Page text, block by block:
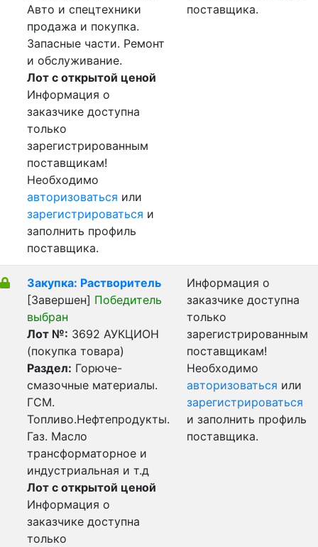
Авто и спецтехники
продажа и покупка.
Запасные части. Ремонт
и обслуживание.
Лот с открытой ценой
Информация о
заказчике доступна
только
зарегистрированным
поставщикам!
Необходимо
авторизоваться или
зарегистрироваться и
заполнить профиль
поставщика.
поставщика.
Закупка: Растворитель
[Завершен] Победитель
выбран
Лот №: 3692 АУКЦИОН
(покупка товара)
Раздел: Горюче-
смазочные материалы.
ГСМ.
Топливо.Нефтепродукты.
Газ. Масло
трансформаторное и
индустриальная и т.д
Лот с открытой ценой
Информация о
заказчике доступна
только
Информация о
заказчике доступна
только
зарегистрированным
поставщикам!
Необходимо
авторизоваться или
зарегистрироваться
и заполнить профиль
поставщика.